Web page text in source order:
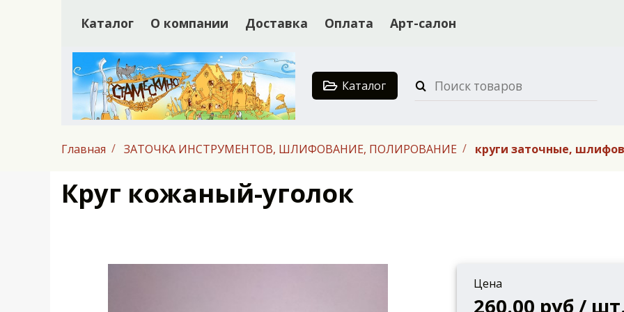
Каталог О компании Доставка Оплата Арт-салон
Каталог
Главная ЗАТОЧКА ИНСТРУМЕНТОВ, ШЛИФОВАНИЕ, ПОЛИРОВАНИЕ круги заточные,
Круг кожаный-уголок
Цена
260.00 руб /